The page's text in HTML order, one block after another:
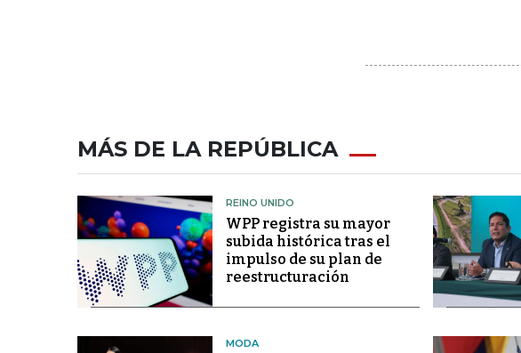
MÁS DE LA REPÚBLICA
REINO UNIDO
WPP registra su mayor
subida histórica tras el
impulso de su plan de
reestructuración
MODA